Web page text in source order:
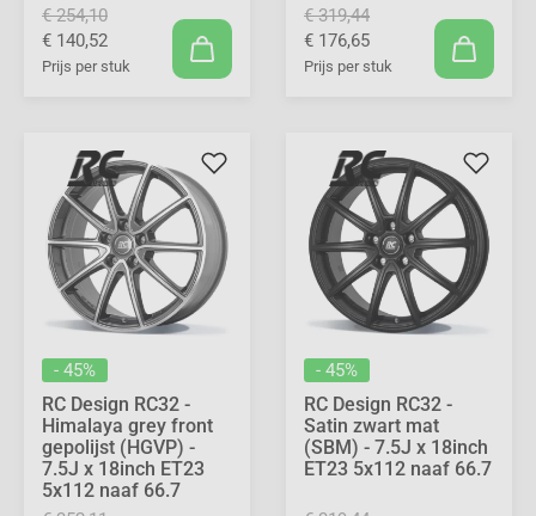
€ 254,10
€ 140,52
Prijs per stuk
€ 319,44
€ 176,65
Prijs per stuk
- 45%
RC Design RC32 -
Himalaya grey front
gepolijst (HGVP) -
7.5J x 18inch ET23
5x112 naaf 66.7
- 45%
RC Design RC32 -
Satin zwart mat
(SBM) - 7.5J x 18inch
ET23 5x112 naaf 66.7